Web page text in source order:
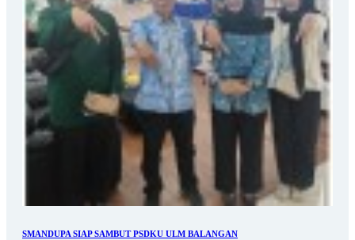
SMANDUPA SIAP SAMBUT PSDKU ULM BALANGAN